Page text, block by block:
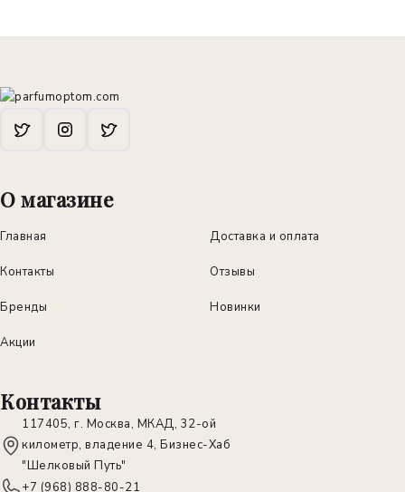
О магазине
Главная Доставка и оплата
Контакты Отзывы
Бренды Новинки
Акции
Контакты
117405, г. Москва, МКАД, 32-ой
километр, владение 4, Бизнес-Хаб
"Шелковый Путь"
+7 (968) 888-80-21